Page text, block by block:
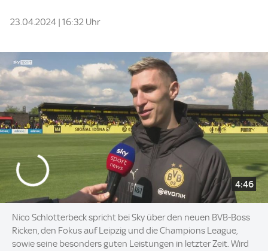
23.04.2024 | 16:32 Uhr
4:46
Nico Schlotterbeck spricht bei Sky über den neuen BVB-Boss
Ricken, den Fokus auf Leipzig und die Champions League,
sowie seine besonders guten Leistungen in letzter Zeit. Wird